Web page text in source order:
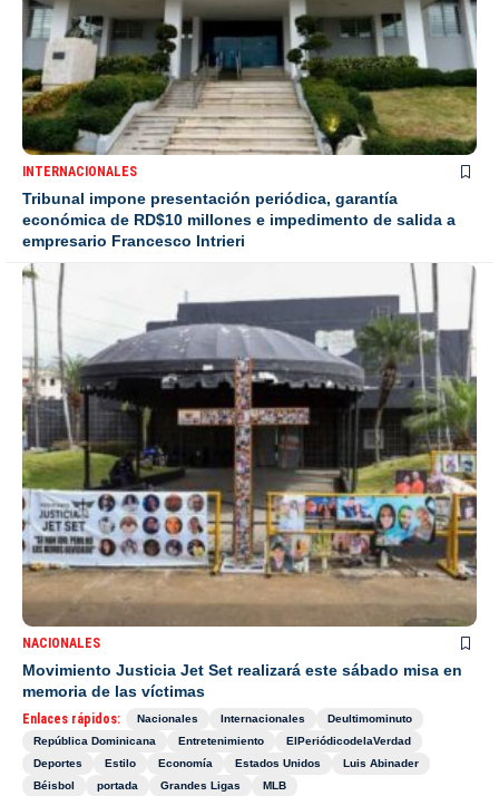
INTERNACIONALES
Tribunal impone presentación periódica, garantía
económica de RD$10 millones e impedimento de salida a
empresario Francesco Intrieri
NACIONALES
Movimiento Justicia Jet Set realizará este sábado misa en
memoria de las víctimas
Enlaces rápidos: Nacionales Internacionales
Deultimominuto
República Dominicana
Entretenimiento
ElPeriódicodelaVerdad
Deportes
Estilo Economía Estados Unidos
Luis Abinader
Béisbol
portada Grandes Ligas MLB